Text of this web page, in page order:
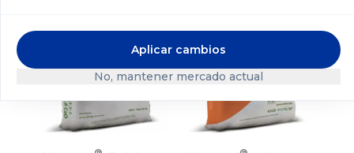
No, mantener mercado actual
Aplicar cambios